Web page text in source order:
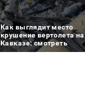
Как выглядит место
крушение вертолета на
Кавказе: смотреть